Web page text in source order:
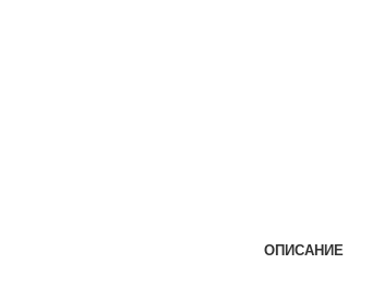
ОПИСАНИЕ